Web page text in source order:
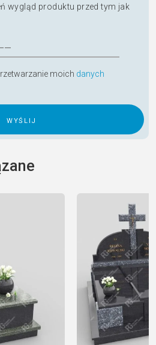
wygląd produktu przed tym jak
moich danych